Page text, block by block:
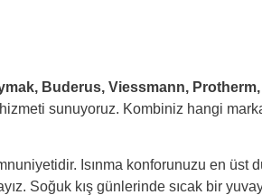
Buderus, Viessmann,
hizmeti sunuyoruz. Kombiniz hangi
Isınma konforunuzu en üst
Soğuk kış günlerinde sıcak bir